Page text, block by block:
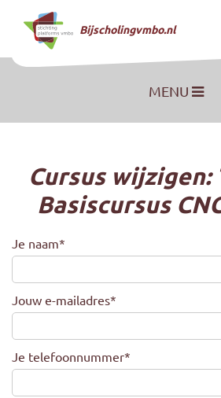
Naar hoofdinhoud
Bijscholingvmbo.nl
MENU
Cursus wijzigen:
Basiscursus
Je naam*
Jouw e-mailadres*
Je telefoonnummer*